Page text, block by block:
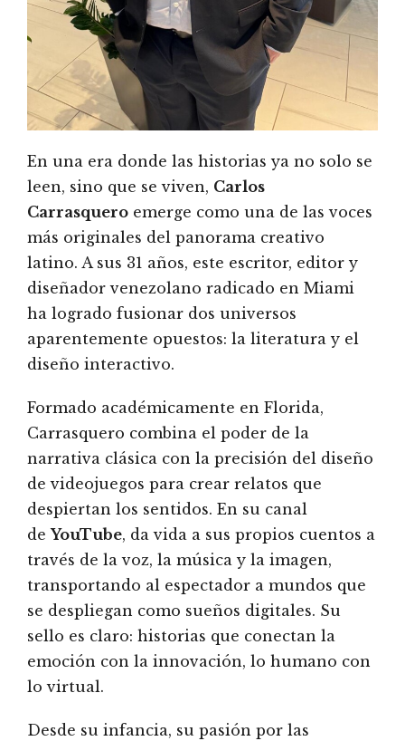
En una era donde las historias ya no solo se
leen, sino que se viven, Carlos
Carrasquero emerge como una de las voces
más originales del panorama creativo
latino. A sus 31 años, este escritor, editor y
diseñador venezolano radicado en Miami
ha logrado fusionar dos universos
aparentemente opuestos: la literatura y el
diseño interactivo.
Formado académicamente en Florida,
Carrasquero combina el poder de la
narrativa clásica con la precisión del diseño
de videojuegos para crear relatos que
despiertan los sentidos. En su canal
deYouTube, da vida a sus propios cuentos a
través de la voz, la música y la imagen,
transportando al espectador a mundos que
se despliegan como sueños digitales. Su
sello es claro: historias que conectan la
emoción con la innovación, lo humano con
lo virtual.
Desde su infancia, su pasión por las